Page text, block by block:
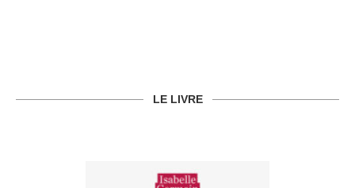
LE LIVRE